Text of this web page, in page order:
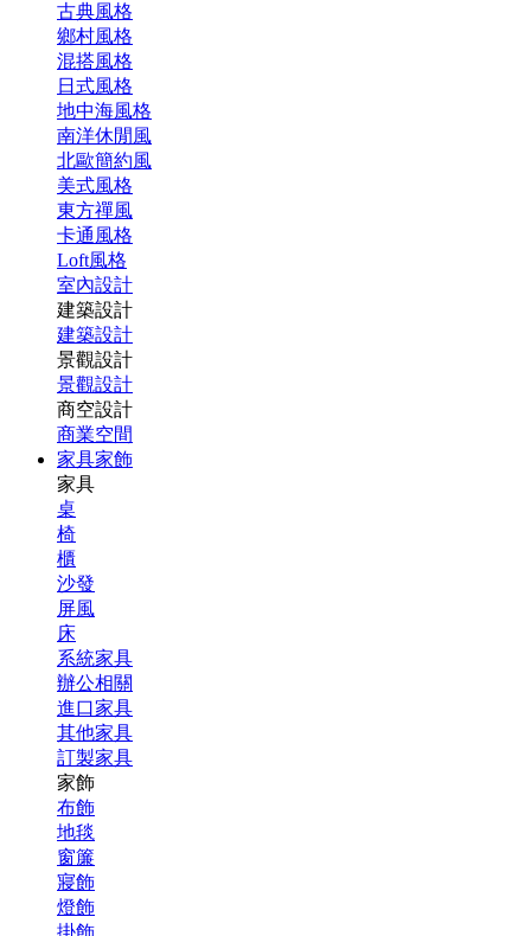
古典風格
鄉村風格
混搭風格
日式風格
地中海風格
南洋休閒風
北歐簡約風
美式風格
東方禪風
卡通風格
Loft風格
室內設計
建築設計
建築設計
景觀設計
景觀設計
商空設計
商業空間
家具家飾
家具
桌
椅
櫃
沙發
屏風
床
系統家具
辦公相關
進口家具
其他家具
訂製家具
家飾
布飾
地毯
窗簾
寢飾
燈飾
掛飾